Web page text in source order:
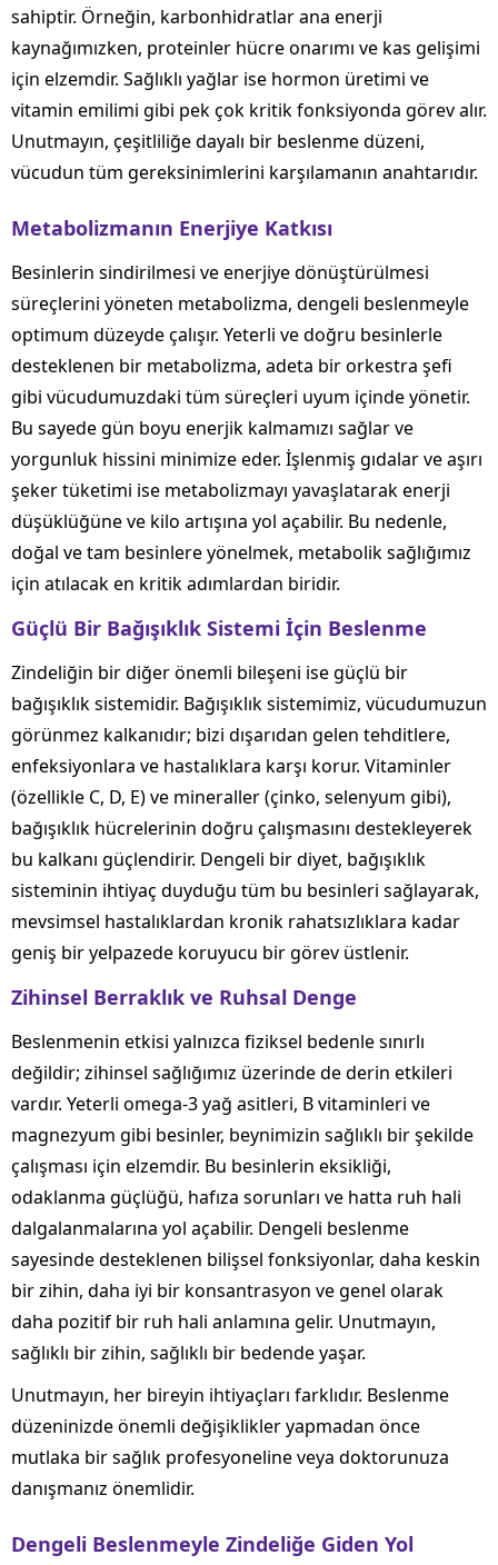
sahiptir. Örneğin, karbonhidratlar ana enerji
kaynağımızken, proteinler hücre onarımı ve kas gelişimi
için elzemdir. Sağlıklı yağlar ise hormon üretimi ve
vitamin emilimi gibi pek çok kritik fonksiyonda görev alır.
Unutmayın, çeşitliliğe dayalı bir beslenme düzeni,
vücudun tüm gereksinimlerini karşılamanın anahtarıdır.
Metabolizmanın Enerjiye Katkısı
Besinlerin sindirilmesi ve enerjiye dönüştürülmesi
süreçlerini yöneten metabolizma, dengeli beslenmeyle
optimum düzeyde çalışır. Yeterli ve doğru besinlerle
desteklenen bir metabolizma, adeta bir orkestra şefi
gibi vücudumuzdaki tüm süreçleri uyum içinde yönetir.
Bu sayede gün boyu enerjik kalmamızı sağlar ve
yorgunluk hissini minimize eder. İşlenmiş gıdalar ve aşırı
şeker tüketimi ise metabolizmayı yavaşlatarak enerji
düşüklüğüne ve kilo artışına yol açabilir. Bu nedenle,
doğal ve tam besinlere yönelmek, metabolik sağlığımız
için atılacak en kritik adımlardan biridir.
Güçlü Bir Bağışıklık Sistemi İçin Beslenme
Zindeliğin bir diğer önemli bileşeni ise güçlü bir
bağışıklık sistemidir. Bağışıklık sistemimiz, vücudumuzun
görünmez kalkanıdır; bizi dışarıdan gelen tehditlere,
enfeksiyonlara ve hastalıklara karşı korur. Vitaminler
(özellikle C, D, E) ve mineraller (çinko, selenyum gibi),
bağışıklık hücrelerinin doğru çalışmasını destekleyerek
bu kalkanı güçlendirir. Dengeli bir diyet, bağışıklık
sisteminin ihtiyaç duyduğu tüm bu besinleri sağlayarak,
mevsimsel hastalıklardan kronik rahatsızlıklara kadar
geniş bir yelpazede koruyucu bir görev üstlenir.
Zihinsel Berraklık ve Ruhsal Denge
Beslenmenin etkisi yalnızca fiziksel bedenle sınırlı
değildir; zihinsel sağlığımız üzerinde de derin etkileri
vardır. Yeterli omega-3 yağ asitleri, B vitaminleri ve
magnezyum gibi besinler, beynimizin sağlıklı bir şekilde
çalışması için elzemdir. Bu besinlerin eksikliği,
odaklanma güçlüğü, hafıza sorunları ve hatta ruh hali
dalgalanmalarına yol açabilir. Dengeli beslenme
sayesinde desteklenen bilişsel fonksiyonlar, daha keskin
bir zihin, daha iyi bir konsantrasyon ve genel olarak
daha pozitif bir ruh hali anlamına gelir. Unutmayın,
sağlıklı bir zihin, sağlıklı bir bedende yaşar.
Unutmayın, her bireyin ihtiyaçları farklıdır. Beslenme
düzeninizde önemli değişiklikler yapmadan önce
mutlaka bir sağlık profesyoneline veya doktorunuza
danışmanız önemlidir.
Dengeli Beslenmeyle Zindeliğe Giden Yol